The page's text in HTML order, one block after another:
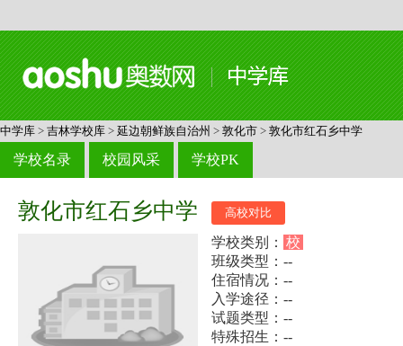
中学库 > 吉林学校库 > 延边朝鲜族自治州 > 敦化市 > 敦化市红石乡中学
学校名录 校园风采 学校PK
敦化市红石乡中学 高校对比
学校类别： 校
班级类型：--
住宿情况：--
入学途径：--
试题类型：--
特殊招生：--